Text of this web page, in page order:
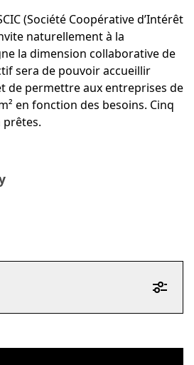
(Société Coopérative d’Intérêt
naturellement à la
la dimension collaborative de
sera de pouvoir accueillir
de permettre aux entreprises de
en fonction des besoins. Cinq